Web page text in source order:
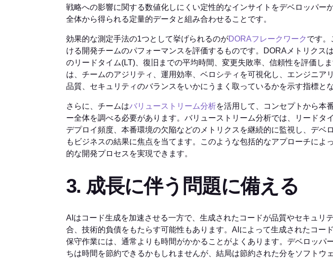
戦略への影響に関する数値化しにくい定性的なインサイトをデベロッパー
全体から得られる定量的データと組み合わせることです。
効果的な測定手法の1つとして挙げられるのがDORAフレークワーク です。
ける開発チームのパフォーマンスを評価するものです。DORAメトリクス
のリードタイム(LT)、復旧までの平均時間、変更失敗率、信頼性を評価し
は、チームのアジリティ、運用効率、ベロシティを可視化し、エンジニア
品質、セキュリティのバランスをいかにうまく取っているかを示す指標とな
さらに、チームはバリューストリーム分析を活用して、コンセプトから本
ー全体を調べる必要があります。バリューストリーム分析では、リードタ
デプロイ頻度、本番環境の欠陥などのメトリクスを継続的に監視し、デベ
もビジネスの結果に焦点を当てます。このような包括的なアプローチによ
的な開発プロセスを実現できます。
3. 成長に伴う問題に備える
AIはコード生成を加速させる一方で、生成されたコードが品質やセキュリ
合、技術的負債をもたらす可能性もあります。AIによって生成されたコー
保守作業には、通常よりも時間がかかることがよくあります。デベロッパ
ちは時間を節約できるかもしれませんが、結局は節約された分をソフトウ